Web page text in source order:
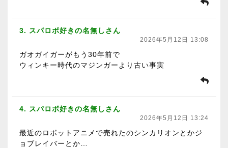
3. スパロボ好きの名無しさん
2026年5月12日 13:08
ガオガイガーがもう30年前で
ウィンキー時代のマジンガーより古い事実
4. スパロボ好きの名無しさん
2026年5月12日 13:24
最近のロボットアニメで売れたのシンカリオンとかジ
ョブレイバーとか…